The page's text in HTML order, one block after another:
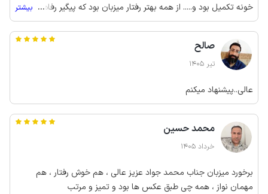
خونه تکمیل بود و..... از همه بهتر رفتار میزبان بود که پیگیر رفاه و وقت
شناس بودن واقعا ازشون تشکر میکنم
... بیشتر
صالح
تیر 1405
عالی..پیشنهاد میکنم
محمد حسین
خرداد 1405
برخورد میزبان جناب محمد جواد عزیز عالی ، هم خوش رفتار ، هم
مهمان نواز ، همه چی طبق عکس ها بود و تمیز و مرتب